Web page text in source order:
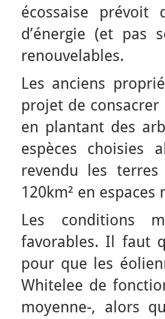
écossaise
d’énergie (et pas
renouvelables.
Les anciens
projet de
en plantant des
espèces choisies
revendu les
120km² en
Les conditions
favorables. Il faut
pour que les
Whitelee de
moyenne-, alors